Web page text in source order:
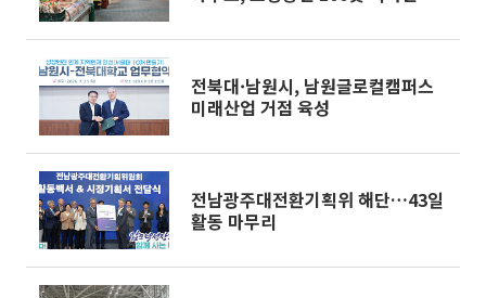
전북대·남원시, 남원글로컬캠퍼스
미래산업 거점 육성
전남광주대전환기획위 해단…43일
활동 마무리